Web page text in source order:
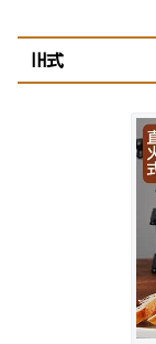
IH式